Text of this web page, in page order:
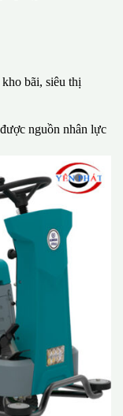
bãi, siêu thị
nguồn nhân lực